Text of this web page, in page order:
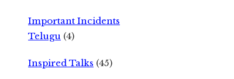
Important Incidents
Telugu (4)
Inspired Talks (45)